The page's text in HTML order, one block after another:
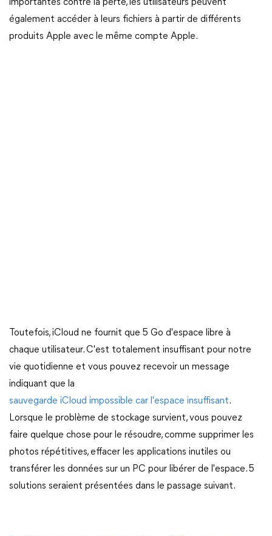
importantes contre la perte, les utilisateurs peuvent
également accéder à leurs fichiers à partir de différents
produits Apple avec le même compte Apple.
Toutefois, iCloud ne fournit que 5 Go d'espace libre à
chaque utilisateur. C'est totalement insuffisant pour notre
vie quotidienne et vous pouvez recevoir un message
indiquant que la
sauvegarde iCloud impossible car l'espace insuffisant.
Lorsque le problème de stockage survient, vous pouvez
faire quelque chose pour le résoudre, comme supprimer les
photos répétitives, effacer les applications inutiles ou
transférer les données sur un PC pour libérer de l'espace. 5
solutions seraient présentées dans le passage suivant.